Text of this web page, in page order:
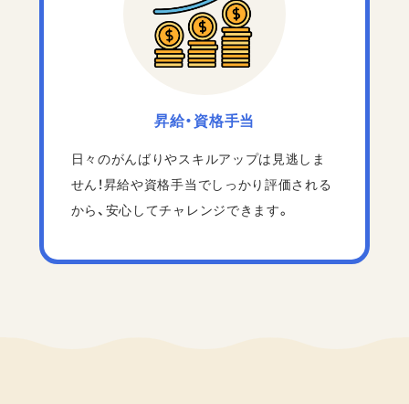
昇給・資格手当
日々のがんばりやスキルアップは見逃しま
せん！昇給や資格手当でしっかり評価される
から、安心してチャレンジできます。